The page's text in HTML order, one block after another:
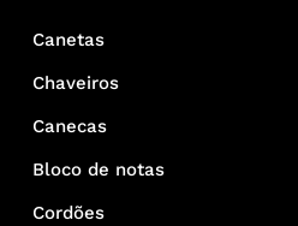
Canetas
Chaveiros
Canecas
Bloco de notas
Cordões